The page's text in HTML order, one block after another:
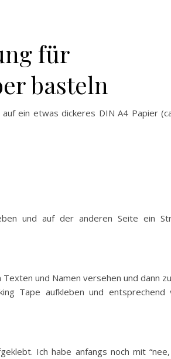
für
basteln
ein etwas dickeres DIN A4 Papier
und auf der anderen Seite ein
und Namen versehen und dann
Tape aufkleben und entsprechend
Ich habe anfangs noch mit